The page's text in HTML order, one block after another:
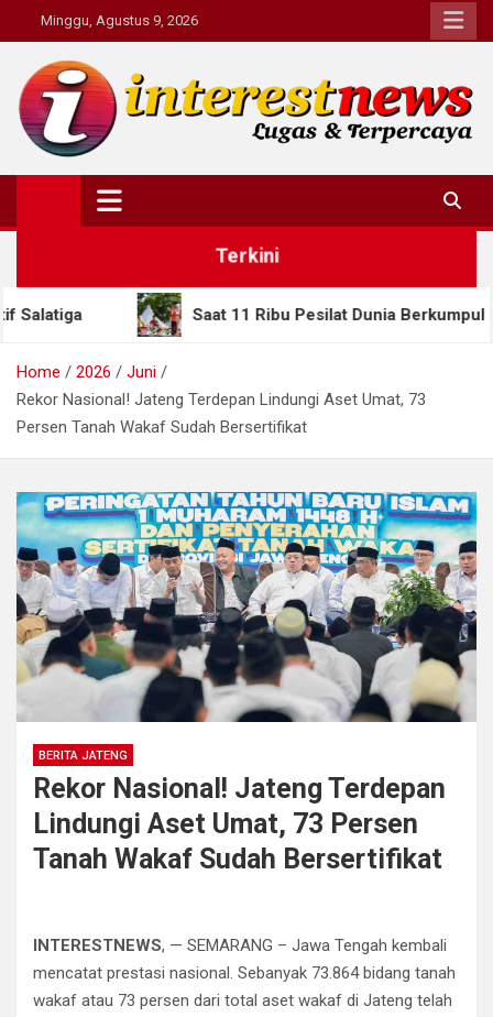
to
content
Minggu, Agustus 9, 2026
Interestnews.or.id
Terkini
Saat 11 Ribu Pesilat Dunia Berkumpul di Semarang,
Home 2026
Juni
Rekor Nasional! Jateng Terdepan Lindungi Aset Umat, 73
Persen Tanah Wakaf Sudah Bersertifikat
BERITA JATENG
Rekor Nasional! Jateng Terdepan
Lindungi Aset Umat, 73 Persen
Tanah Wakaf Sudah Bersertifikat
INTERESTNEWS, — SEMARANG – Jawa Tengah kembali
mencatat prestasi nasional. Sebanyak 73.864 bidang tanah
wakaf atau 73 persen dari total aset wakaf di Jateng telah